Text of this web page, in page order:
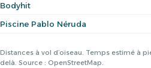
Bodyhit
Piscine Pablo Néruda
Distances à vol d’oiseau. Temps estimé à
delà. Source : OpenStreetMap.